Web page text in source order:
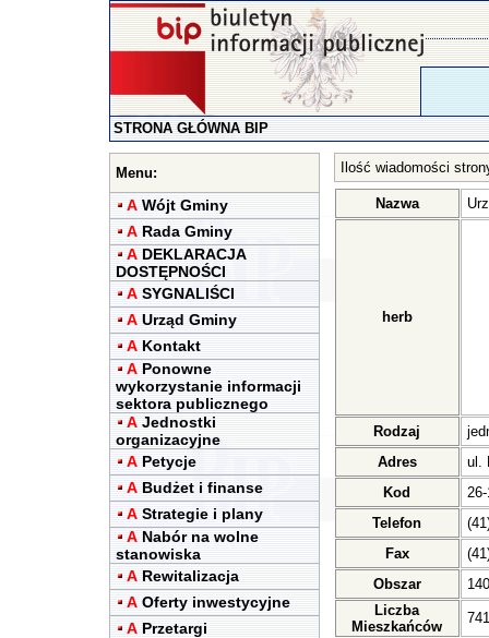
STRONA GŁÓWNA BIP
Menu:
A Wójt Gminy
A Rada Gminy
A DEKLARACJA
DOSTĘPNOŚCI
A SYGNALIŚCI
A Urząd Gminy
A Kontakt
A Ponowne
wykorzystanie informacji
sektora publicznego
A Jednostki
organizacyjne
A Petycje
A Budżet i finanse
A Strategie i plany
A Nabór na wolne
stanowiska
A Rewitalizacja
A Oferty inwestycyjne
A Przetargi
Ilość wiadomości
Nazwa
herb
Rodzaj
Adres
ul.
Kod
Telefon
Fax
Obszar
Liczba
Mieszkańców